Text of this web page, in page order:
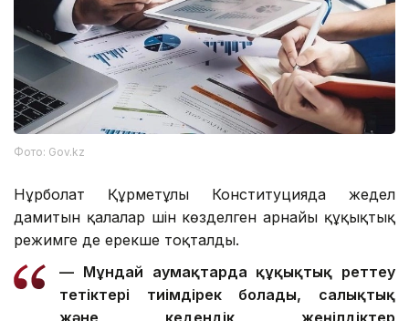
Фото: Gov.kz
Нұрболат Құрметұлы Конституцияда жедел
дамитын қалалар үшін көзделген арнайы құқықтық
режимге де ерекше тоқталды.
— Мұндай аумақтарда құқықтық реттеу
тетіктері тиімдірек болады, салықтық